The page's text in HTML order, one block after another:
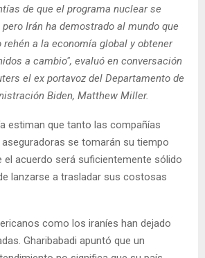
de que el programa nuclear se
Irán ha demostrado al mundo que
a la economía global y obtener
a cambio", evaluó en conversación
el ex portavoz del Departamento de
Biden, Matthew Miller.
estiman que tanto las compañías
se tomarán su tiempo
el acuerdo será suficientemente sólido
lanzarse a trasladar sus costosas
como los iraníes han dejado
Gharibabadi apuntó que un